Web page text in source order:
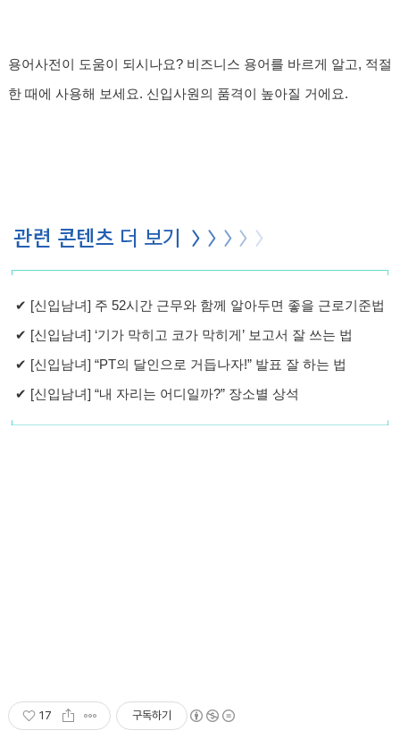
용어사전이 도움이 되시나요? 비즈니스 용어를 바르게 알고, 적절
한 때에 사용해 보세요. 신입사원의 품격이 높아질 거에요.
✔ [신입남녀] 주 52시간 근무와 함께 알아두면 좋을 근로기준법
✔ [신입남녀] ‘기가 막히고 코가 막히게’ 보고서 잘 쓰는 법
✔ [신입남녀] “PT의 달인으로 거듭나자!” 발표 잘 하는 법
✔ [신입남녀] “내 자리는 어디일까?” 장소별 상석
17 구독하기